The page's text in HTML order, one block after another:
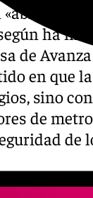
«abiertos
ha
de
en
sino
de